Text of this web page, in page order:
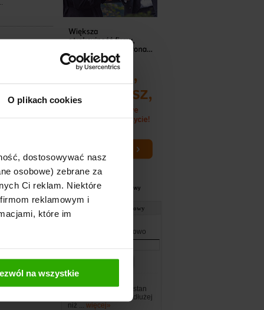
O plikach cookies
dostosowywać nasz
osobowe) zebrane za
Ci reklam. Niektóre
reklamowym i
które im
na wszystkie
się spotkania
usługi
Słownik ubezpieczeniowy
Wpisz szukane słowo
Losowy termin:
Choroba obłożna
- stan
chorobowy trwający dłużej
niż ... więcej»